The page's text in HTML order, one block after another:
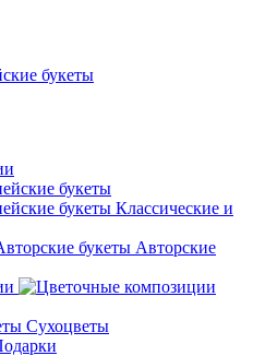
букеты
Классические и
Авторские
Сухоцветы